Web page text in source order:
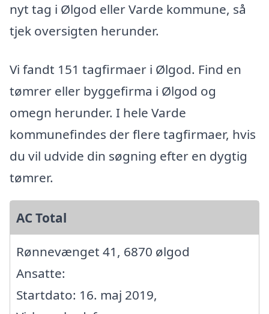
nyt tag i Ølgod eller Varde kommune, så
tjek oversigten herunder.
Vi fandt 151 tagfirmaer i Ølgod. Find en
tømrer eller byggefirma i Ølgod og
omegn herunder. I hele Varde
kommunefindes der flere tagfirmaer, hvis
du vil udvide din søgning efter en dygtig
tømrer.
AC Total
Rønnevænget 41, 6870 ølgod
Ansatte:
Startdato: 16. maj 2019,